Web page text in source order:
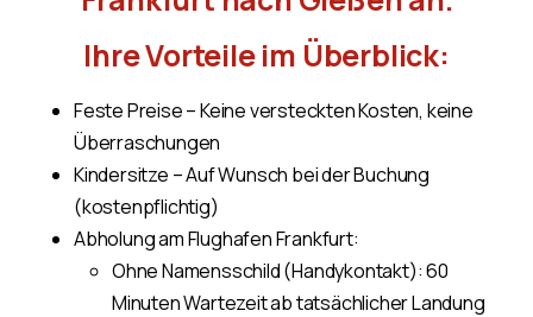
Ihre Vorteile im Überblick:
Feste Preise – Keine versteckten Kosten, keine
Überraschungen
Kindersitze – Auf Wunsch bei der Buchung
(kostenpflichtig)
Abholung am Flughafen Frankfurt:
Ohne Namensschild (Handykontakt): 60
Minuten Wartezeit ab tatsächlicher Landung